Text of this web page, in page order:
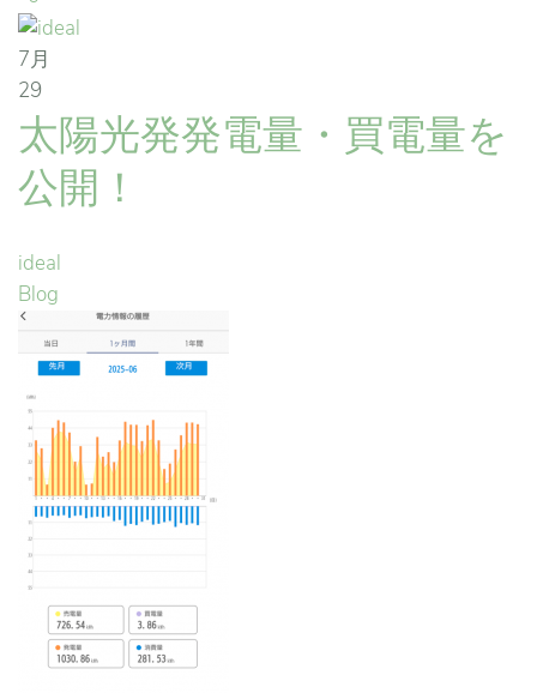
7月
29
太陽光発発電量・買電量を
公開！
ideal
Blog